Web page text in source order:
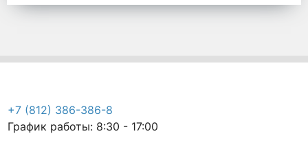
+7 (812) 386-386-8
График работы: 8:30 - 17:00